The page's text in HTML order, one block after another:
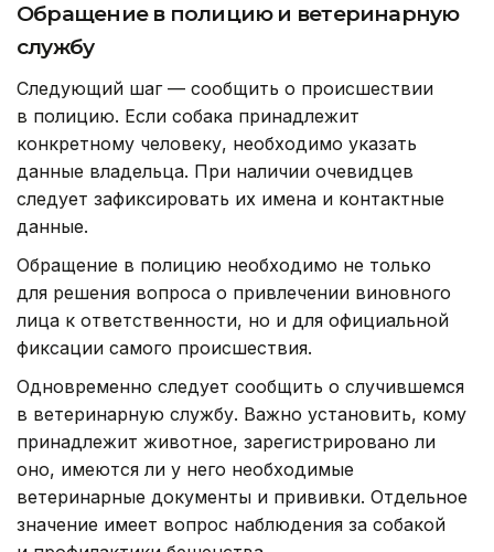
Обращение в полицию и ветеринарную
службу
Следующий шаг — сообщить о происшествии
в полицию. Если собака принадлежит
конкретному человеку, необходимо указать
данные владельца. При наличии очевидцев
следует зафиксировать их имена и контактные
данные.
Обращение в полицию необходимо не только
для решения вопроса о привлечении виновного
лица к ответственности, но и для официальной
фиксации самого происшествия.
Одновременно следует сообщить о случившемся
в ветеринарную службу. Важно установить, кому
принадлежит животное, зарегистрировано ли
оно, имеются ли у него необходимые
ветеринарные документы и прививки. Отдельное
значение имеет вопрос наблюдения за собакой